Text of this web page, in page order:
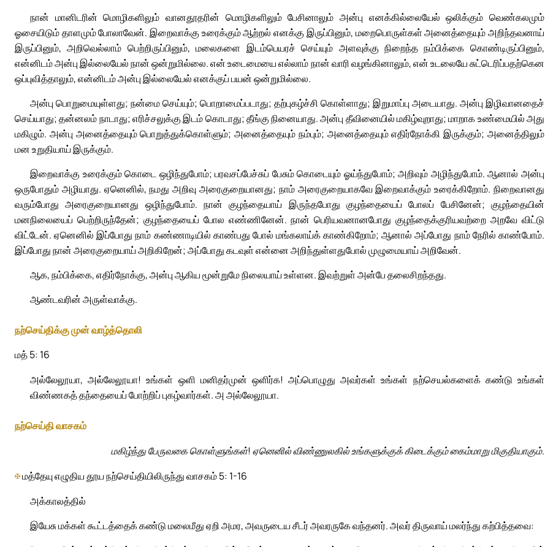
நான் மானிடரின் மொழிகளிலும் வானதூதரின் மொழிகளிலும் பேசினாலும் அன்பு எனக்கில்லையேல் ஒலிக்கும் வெண்கலமும்
ஓசையிடும் தாளமும் போலாவேன். இறைவாக்கு உரைக்கும் ஆற்றல் எனக்கு இருப்பினும், மறைபொருள்கள் அனைத்தையும் அறிந்தவனாய்
இருப்பினும், அறிவெல்லாம் பெற்றிருப்பினும், மலைகளை இடம்பெயரச் செய்யும் அளவுக்கு நிறைந்த நம்பிக்கை கொண்டிருப்பினும்,
என்னிடம் அன்பு இல்லையேல் நான் ஒன்றுமில்லை. என் உடைமையை எல்லாம் நான் வாரி வழங்கினாலும், என் உடலையே சுட்டெரிப்பதற்கென
ஒப்புவித்தாலும், என்னிடம் அன்பு இல்லையேல் எனக்குப் பயன் ஒன்றுமில்லை.
அன்பு பொறுமையுள்ளது; நன்மை செய்யும்; பொறாமைப்படாது; தற்புகழ்ச்சி கொள்ளாது; இறுமாப்பு அடையாது. அன்பு இழிவானதைச்
செய்யாது; தன்னலம் நாடாது; எரிச்சலுக்கு இடம் கொடாது; தீங்கு நினையாது. அன்பு தீவினையில் மகிழ்வுறாது; மாறாக உண்மையில் அது
மகிழும். அன்பு அனைத்தையும் பொறுத்துக்கொள்ளும்; அனைத்தையும் நம்பும்; அனைத்தையும் எதிர்நோக்கி இருக்கும்; அனைத்திலும்
மன உறுதியாய் இருக்கும்.
இறைவாக்கு உரைக்கும் கொடை ஒழிந்துபோம்; பரவசப்பேச்சுப் பேசும் கொடையும் ஓய்ந்துபோம்; அறிவும் அழிந்துபோம். ஆனால் அன்பு
ஒருபோதும் அழியாது. ஏனெனில், நமது அறிவு அரைகுறையானது; நாம் அரைகுறையாகவே இறைவாக்கும் உரைக்கிறோம். நிறைவானது
வரும்போது அரைகுறையானது ஒழிந்துபோம். நான் குழந்தையாய் இருந்தபோது குழந்தையைப் போலப் பேசினேன்; குழந்தையின்
மனநிலையைப் பெற்றிருந்தேன்; குழந்தையைப் போல எண்ணினேன். நான் பெரியவனானபோது குழந்தைக்குரியவற்றை அறவே விட்டு
விட்டேன். ஏனெனில் இப்போது நாம் கண்ணாடியில் காண்பது போல் மங்கலாய்க் காண்கிறோம்; ஆனால் அப்போது நாம் நேரில் காண்போம்.
இப்போது நான் அரைகுறையாய் அறிகிறேன்; அப்போது கடவுள் என்னை அறிந்துள்ளதுபோல் முழுமையாய் அறிவேன்.
ஆக, நம்பிக்கை, எதிர்நோக்கு, அன்பு ஆகிய மூன்றுமே நிலையாய் உள்ளன. இவற்றுள் அன்பே தலைசிறந்தது.
ஆண்டவரின் அருள்வாக்கு.
நற்செய்திக்கு முன் வாழ்த்தொலி
மத் 5: 16
அல்லேலூயா, அல்லேலூயா! உங்கள் ஒளி மனிதர்முன் ஒளிர்க! அப்பொழுது அவர்கள் உங்கள் நற்செயல்களைக் கண்டு உங்கள்
விண்ணகத் தந்தையைப் போற்றிப் புகழ்வார்கள். அ அல்லேலூயா.
நற்செய்தி வாசகம்
மகிழ்ந்து பேருவகை கொள்ளுங்கள்! ஏனெனில் விண்ணுலகில் உங்களுக்குக் கிடைக்கும் கைம்மாறு மிகுதியாகும்.
✠மத்தேயு எழுதிய தூய நற்செய்தியிலிருந்து வாசகம் 5: 1-16
அக்காலத்தில்
இயேசு மக்கள் கூட்டத்தைக் கண்டு மலைமீது ஏறி அமர, அவருடைய சீடர் அவரருகே வந்தனர். அவர் திருவாய் மலர்ந்து கற்பித்தவை: